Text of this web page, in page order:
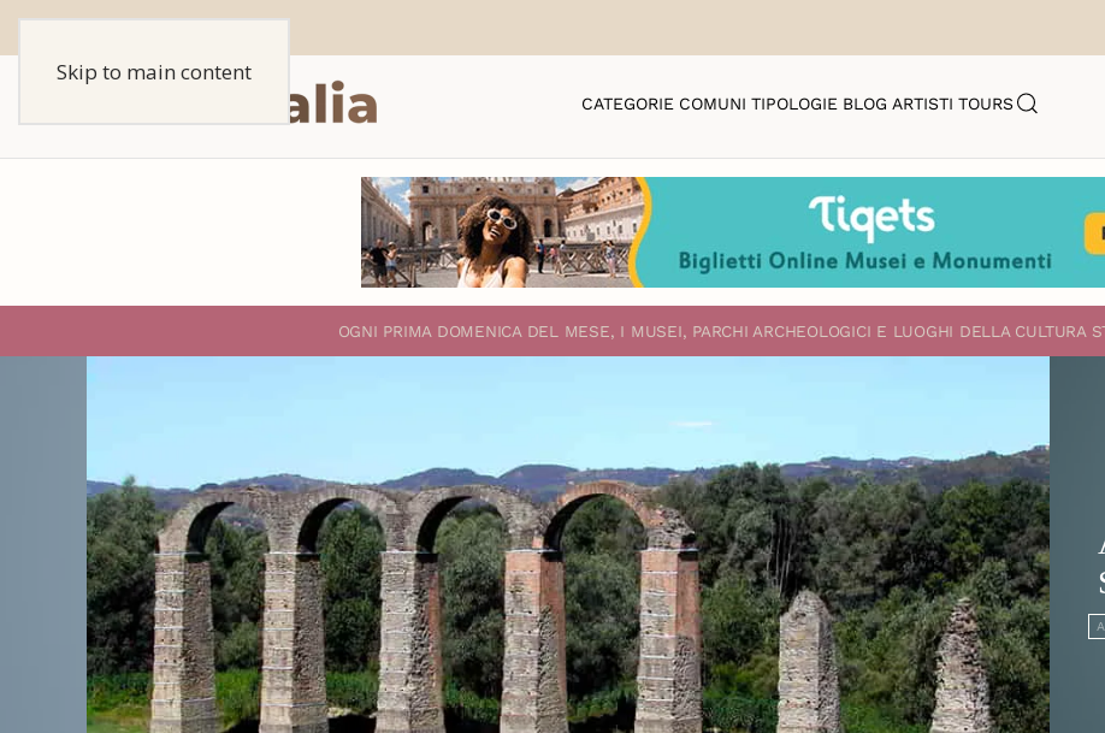
Skip to main content
CATEGORIE COMUNI TIPOLOGIE BLOG ARTISTI TOURS
OGNI PRIMA DOMENICA DEL MESE, I MUSEI, PARCHI ARCHEOLOGICI E LUOGHI DELLA CULTURA